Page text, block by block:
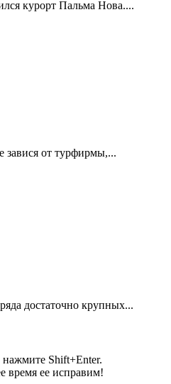
курорт Пальма Нова....
завися от турфирмы,...
достаточно крупных...
Shift+Enter.
ее исправим!